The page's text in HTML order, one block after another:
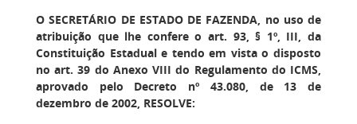
O SECRETÁRIO DE ESTADO DE FAZENDA, no uso de
atribuição que lhe confere o art. 93, § 1º, III, da
Constituição Estadual e tendo em vista o disposto
no art. 39 do Anexo VIII do Regulamento do ICMS,
aprovado pelo Decreto nº 43.080, de 13 de
dezembro de 2002, RESOLVE: